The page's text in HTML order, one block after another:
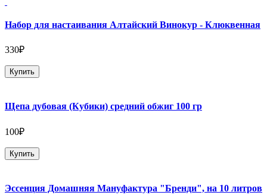
Набор для настаивания Алтайский Винокур - Клюквенная
330₽
Купить
Щепа дубовая (Кубики) средний обжиг 100 гр
100₽
Купить
Эссенция Домашняя Мануфактура "Бренди", на 10 литров